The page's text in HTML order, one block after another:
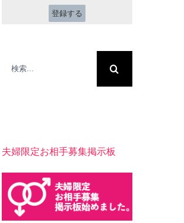
夫婦限定お相手募集掲示板